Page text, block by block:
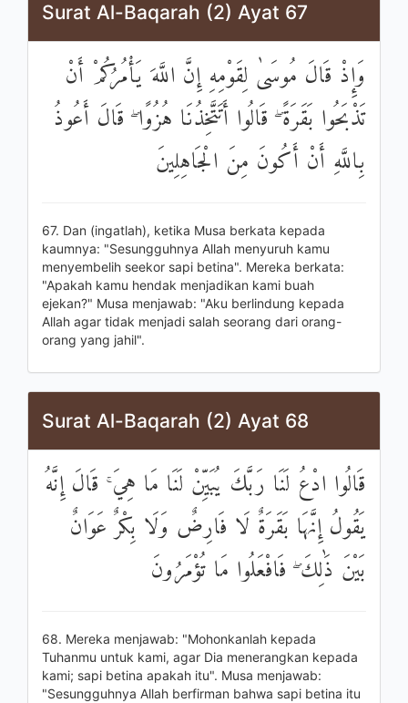
Surat Al-Baqarah (2) Ayat 67
وَإِذْ قَالَ مُوسَىٰ لِقَوْمِهِ إِنَّ اللَّهَ يَأْمُرُكُمْ أَنْ
تَذْبَحُوا بَقَرَةً ۖ قَالُوا أَتَتَّخِذُنَا هُزُوًا ۖ قَالَ أَعُوذُ
بِاللَّهِ أَنْ أَكُونَ مِنَ الْجَاهِلِينَ
67. Dan (ingatlah), ketika Musa berkata kepada
kaumnya: "Sesungguhnya Allah menyuruh kamu
menyembelih seekor sapi betina". Mereka berkata:
"Apakah kamu hendak menjadikan kami buah
ejekan?" Musa menjawab: "Aku berlindung kepada
Allah agar tidak menjadi salah seorang dari orang-
orang yang jahil".
Surat Al-Baqarah (2) Ayat 68
قَالُوا ادْعُ لَنَا رَبَّكَ يُبَيِّنْ لَنَا مَا هِيَ ۚ قَالَ إِنَّهُ
يَقُولُ إِنَّهَا بَقَرَةٌ لَا فَارِضٌ وَلَا بِكْرٌ عَوَانٌ
بَيْنَ ذَٰلِكَ ۖ فَافْعَلُوا مَا تُؤْمَرُونَ
68. Mereka menjawab: "Mohonkanlah kepada
Tuhanmu untuk kami, agar Dia menerangkan kepada
kami; sapi betina apakah itu". Musa menjawab:
"Sesungguhnya Allah berfirman bahwa sapi betina itu